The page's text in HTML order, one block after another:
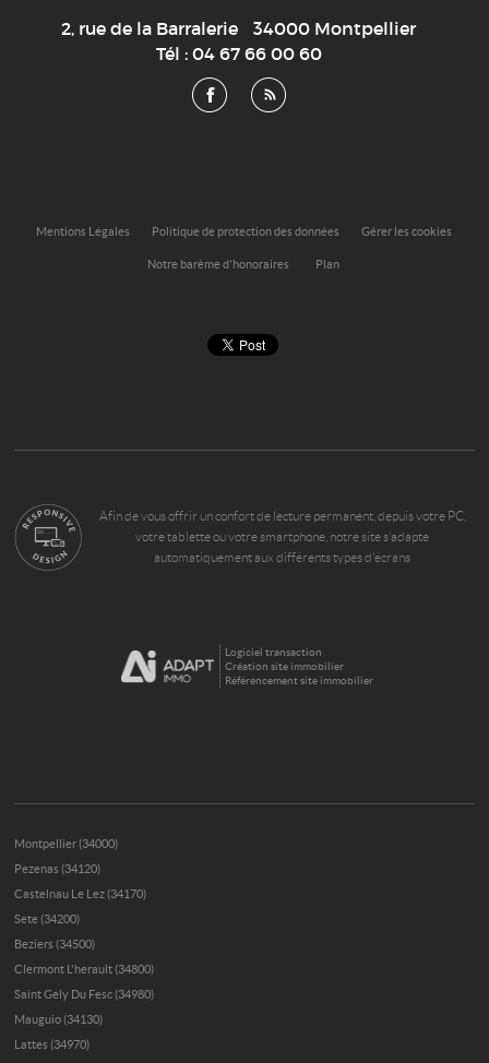
2, rue de la Barralerie 34000 Montpellier
Tél : 04 67 66 00 60
Mentions Légales Politique de protection des données Gérer les cookies
Notre barème d'honoraires Plan
Afin de vous offrir un confort de lecture permanent, depuis votre PC,
votre tablette ou votre smartphone, notre site s’adapte
automatiquement aux différents types d'écrans
Logiciel transaction
Création site immobilier
Référencement site immobilier
Montpellier (34000)
Pezenas (34120)
Castelnau Le Lez (34170)
Sete (34200)
Beziers (34500)
Clermont L'herault (34800)
Saint Gely Du Fesc (34980)
Mauguio (34130)
Lattes (34970)